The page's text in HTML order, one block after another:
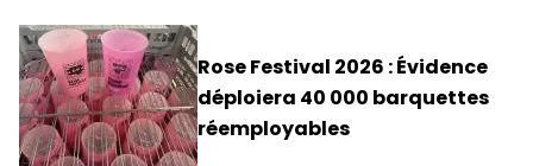
Rose Festival 2026 : Évidence
déploiera 40 000 barquettes
réemployables